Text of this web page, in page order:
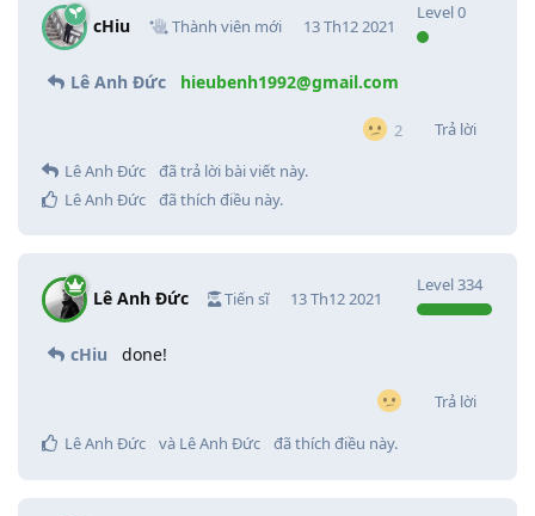
cHiu Thành viên mới
Level0
13 Th12 2021
Lê Anh Đức hieubenh1992@gmail.com
2
Trả lời
Lê Anh Đức
đã trả lời bài viết này.
Lê Anh Đức
đã thích điều này.
Lê Anh Đức Tiến sĩ
Level334
13 Th12 2021
cHiu done!
Trả lời
Lê Anh Đức
và Lê Anh Đức đã thích điều này.